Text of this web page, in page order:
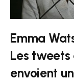
Emma
Les
envoient